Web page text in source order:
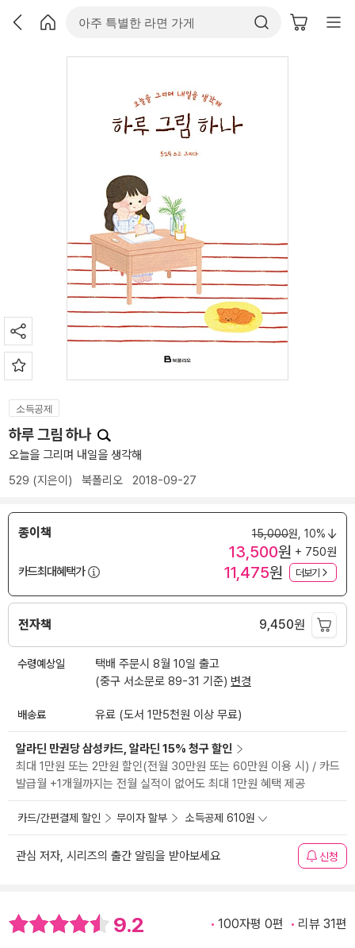
소득공제
하루 그림 하나
오늘을 그리며 내일을 생각해
529 (지은이) 북폴리오 2018-09-27
종이책 15,000원, 10%
13,500원 + 750원
카드최대혜택가
11,475원 더보기
전자책 9,450원
수령예상일
택배 주문시 8월 10일 출고
(중구 서소문로 89-31 기준) 변경
배송료 유료 (도서 1만5천원 이상 무료)
알라딘 만권당 삼성카드, 알라딘 15% 청구 할인
최대 1만원 또는 2만원 할인(전월 30만원 또는 60만원 이용 시) / 카드
발급월 +1개월까지는 전월 실적이 없어도 최대 1만원 혜택 제공
카드/간편결제 할인 무이자 할부 소득공제 610원
관심 저자, 시리즈의 출간 알림을 받아보세요 신청
9.2 100자평 0편 리뷰 31편